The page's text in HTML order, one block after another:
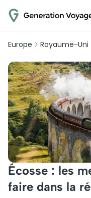
Europe Royaume-Uni
Écosse : les
faire dans la